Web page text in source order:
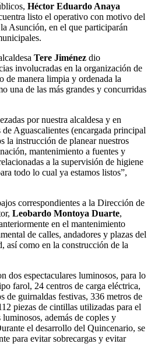
Héctor Eduardo Anaya
listo el operativo con motivo del
Asunción, en el que participarán
Tere Jiménez dio
involucradas en la organización de
de manera limpia y ordenada la
una de las más grandes y concurridas
por nuestra alcaldesa y en
Aguascalientes (encargada principal
la instrucción de planear nuestros
mantenimiento a fuentes y
a la supervisión de higiene
todo lo cual ya estamos listos”,
correspondientes a la Dirección de
Leobardo Montoya Duarte,
en el mantenimiento
de calles, andadores y plazas del
así como en la construcción de la
dos espectaculares luminosos, para lo
farol, 24 centros de carga eléctrica,
de guirnaldas festivas, 336 metros de
piezas de cintillas utilizadas para el
además de coples y
el desarrollo del Quincenario, se
para evitar sobrecargas y evitar